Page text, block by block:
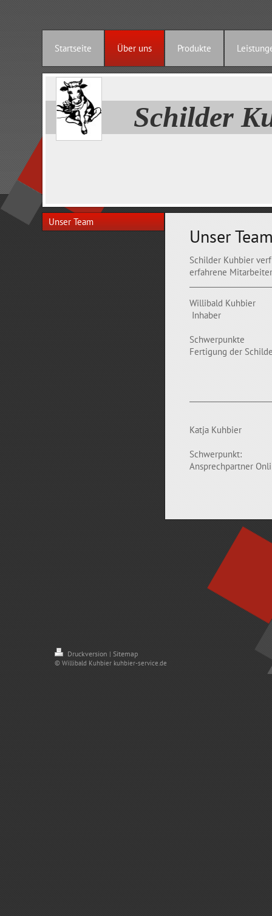
Startseite Über uns Produkte
Schilder
Unser Team
Unser
Schilder Kuhbier
erfahrene
Willibald Kuhbier
Inhaber
Schwerpunkte
Fertigung der
Katja Kuhbier
Schwerpunkt:
Ansprechpartner
Druckversion | Sitemap
© Willibald Kuhbier kuhbier-service.de